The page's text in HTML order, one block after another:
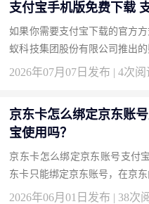
支付宝手机版免费下载
如果你需要支付宝下载的官方
蚁科技集团股份有限公司推出
保险和城市服务于一体。按此
2026年07月07日发布 | 4次阅
京东卡怎么绑定京东账
宝使用吗？
京东卡怎么绑定京东账号支付
东卡只能绑定京东账号，在京
付宝是两个独立系统。要消费
2026年06月01日发布 | 38次